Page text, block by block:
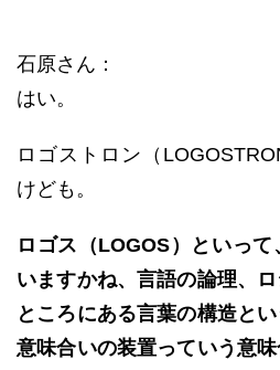
石原さん：
はい。
ロゴストロン（
けども。
ロゴス（LOGOS）といっ
いますかね、言語の論理、
ところにある言葉の構造と
意味合いの装置っていう意